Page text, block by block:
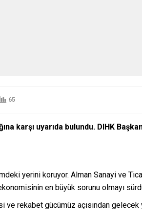
65
karşı uyarıda bulundu. DIHK
yerini koruyor. Alman Sanayi ve
en büyük sorunu olmayı
ve rekabet gücümüz açısından